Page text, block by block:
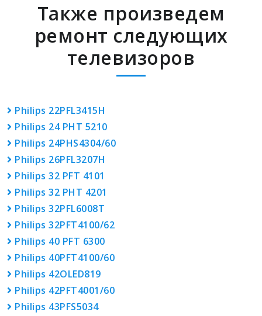
Также произведем
ремонт следующих
телевизоров
Philips 22PFL3415H
Philips 24 PHT 5210
Philips 24PHS4304/60
Philips 26PFL3207H
Philips 32 PFT 4101
Philips 32 PHT 4201
Philips 32PFL6008T
Philips 32PFT4100/62
Philips 40 PFT 6300
Philips 40PFT4100/60
Philips 42OLED819
Philips 42PFT4001/60
Philips 43PFS5034